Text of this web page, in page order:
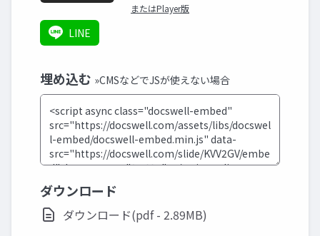
またはPlayer版
LINE
埋め込む »CMSなどでJSが使えない場合
ダウンロード
ダウンロード(pdf - 2.89MB)